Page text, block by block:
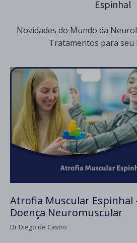
Espinhal
Novidades do Mundo da
Tratamentos para seu
Atrofia Muscular Espinhal
Doença Neuromuscular
Dr Diego de Castro